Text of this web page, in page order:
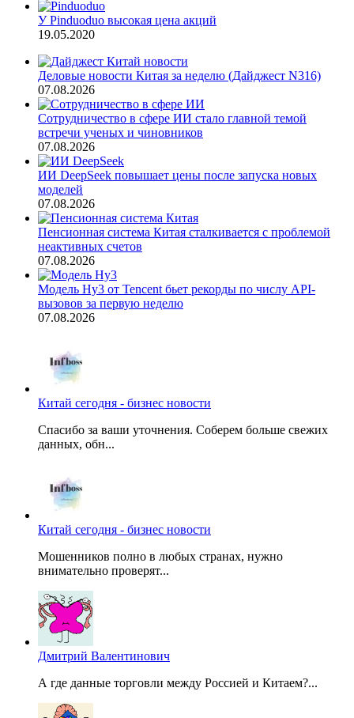
У Pinduoduo высокая цена акций
19.05.2020
Деловые новости Китая за неделю (Дайджест N316)
07.08.2026
Сотрудничество в сфере ИИ стало главной темой
встречи ученых и чиновников
07.08.2026
ИИ DeepSeek повышает цены после запуска новых
моделей
07.08.2026
Пенсионная система Китая сталкивается с проблемой
неактивных счетов
07.08.2026
Модель Hy3 от Tencent бьет рекорды по числу API-
вызовов за первую неделю
07.08.2026
Китай сегодня - бизнес новости
Спасибо за ваши уточнения. Соберем больше свежих
данных, обн...
Китай сегодня - бизнес новости
Мошенников полно в любых странах, нужно
внимательно проверят...
Дмитрий Валентинович
А где данные торговли между Россией и Китаем?...